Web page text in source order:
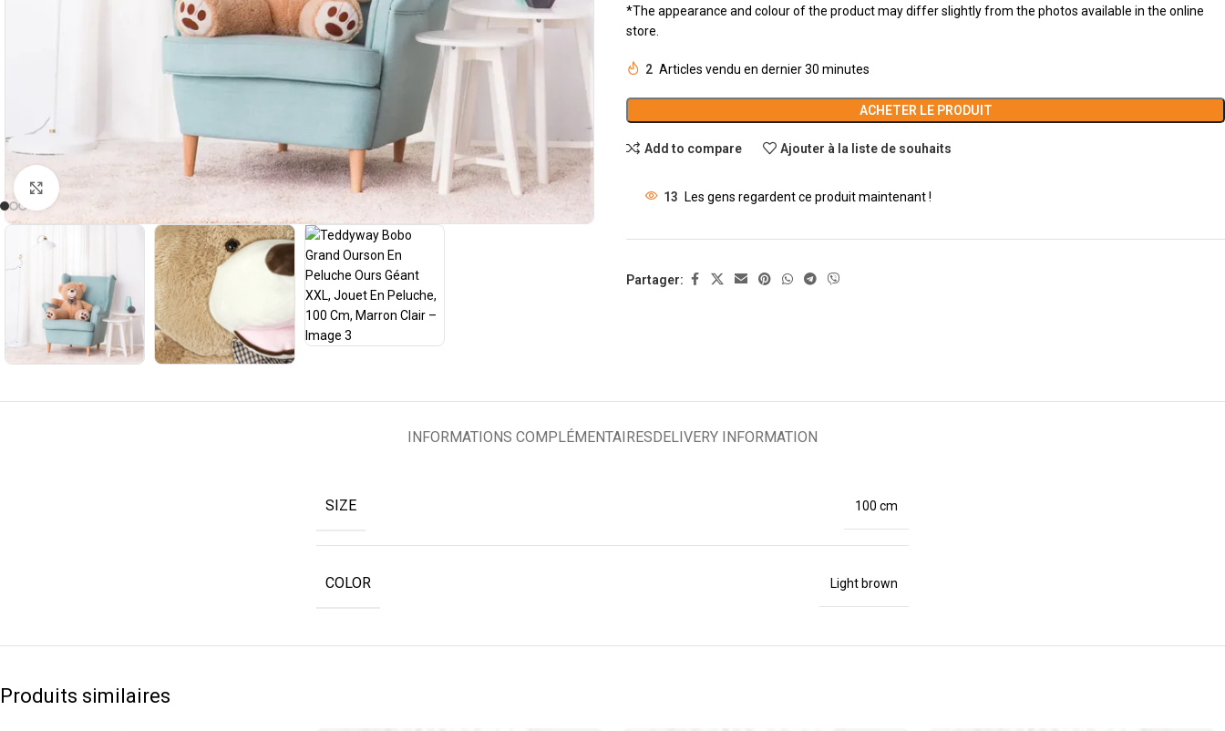
*The appearance and colour of the product may differ slightly from the photos available in the online
store.
2 Articles vendu en dernier 30 minutes
ACHETER LE PRODUIT
Add to compare Ajouter à la liste de souhaits
13 Les gens regardent ce produit maintenant !
Partager:
INFORMATIONS COMPLÉMENTAIRES DELIVERY INFORMATION
SIZE 100 cm
COLOR Light brown
Produits similaires